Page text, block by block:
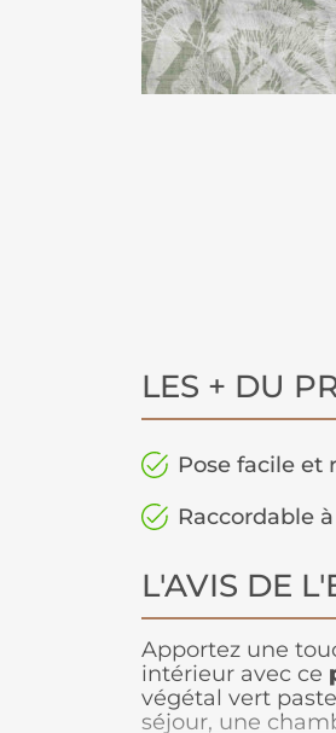
LES + DU
Pose facile et
Raccordable
L'AVIS DE
Apportez une
intérieur avec ce
végétal vert
séjour, une